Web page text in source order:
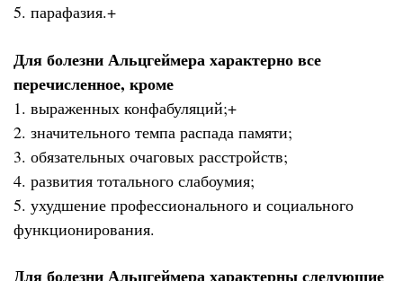
5. парафазия.+
Для болезни Альцгеймера характерно все
перечисленное, кроме
1. выраженных конфабуляций;+
2. значительного темпа распада памяти;
3. обязательных очаговых расстройств;
4. развития тотального слабоумия;
5. ухудшение профессионального и социального
функционирования.
Для болезни Альцгеймера характерны следующие